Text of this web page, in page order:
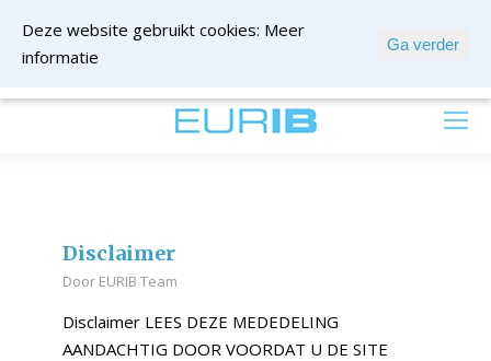
Disclaimer
Door EURIB Team
Disclaimer LEES DEZE MEDEDELING
AANDACHTIG DOOR VOORDAT U DE SITE
Deze website gebruikt cookies: Meer
informatie
Ga verder